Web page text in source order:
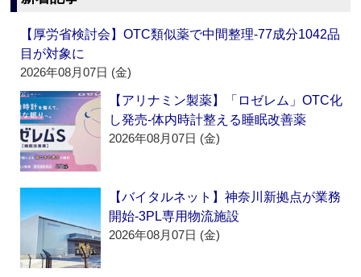
【厚労省検討会】OTC類似薬で中間整理‐77成分1042品
目が対象に
2026年08月07日 (金)
【アリナミン製薬】「ロゼレム」OTC化
し発売‐体内時計整える睡眠改善薬
2026年08月07日 (金)
【バイタルネット】神奈川新拠点が業務
開始‐3PL専用物流施設
2026年08月07日 (金)